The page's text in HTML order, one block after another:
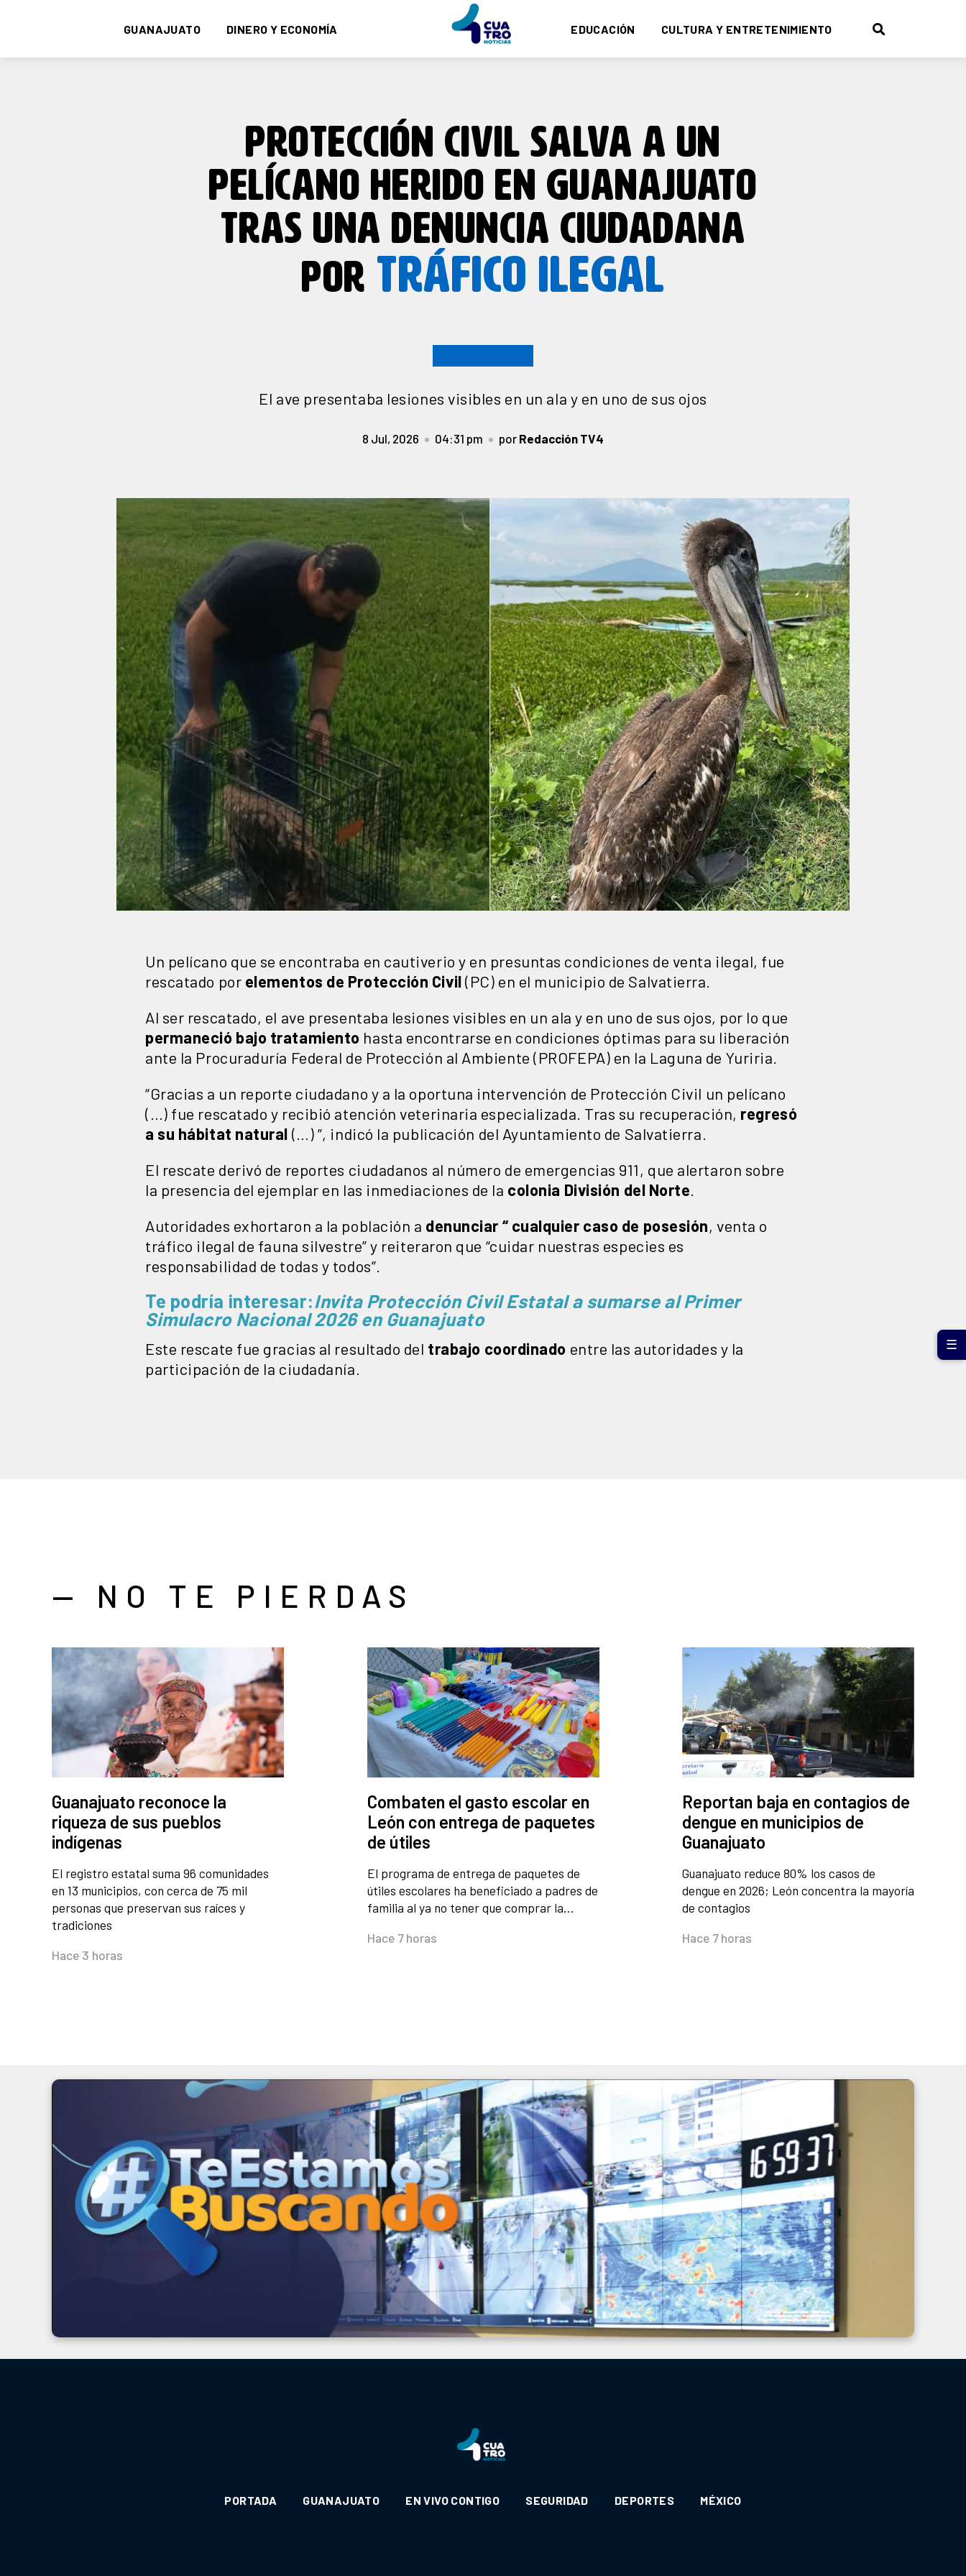
GUANAJUATO DINERO Y ECONOMÍA EDUCACIÓN CULTURA Y ENTRETENIMIENTO
PROTECCIÓN CIVIL SALVA A UN
PELÍCANO HERIDO EN GUANAJUATO
TRAS UNA DENUNCIA CIUDADANA
POR TRÁFICO ILEGAL
El ave presentaba lesiones visibles en un ala y en uno de sus ojos
8 Jul, 2026 04:31 pm por Redacción TV4
Un pelícano que se encontraba en cautiverio y en presuntas condiciones de venta ilegal, fue
rescatado por elementos de Protección Civil(PC) en el municipio de Salvatierra.
Al ser rescatado, el ave presentaba lesiones visibles en un ala y en uno de sus ojos, por lo que
permaneció bajo tratamiento hasta encontrarse en condiciones óptimas para su liberación
ante la Procuraduría Federal de Protección al Ambiente (PROFEPA) en la Laguna de Yuriria.
“Gracias a un reporte ciudadano y a la oportuna intervención de Protección Civil un pelícano
(…) fue rescatado y recibió atención veterinaria especializada. Tras su recuperación, regresó
a su hábitat natural (…) ”, indicó la publicación del Ayuntamiento de Salvatierra.
El rescate derivó de reportes ciudadanos al número de emergencias 911, que alertaron sobre
la presencia del ejemplar en las inmediaciones de la colonia División del Norte
Autoridades exhortaron a la población a denunciar “ cualquier caso de posesión, venta o
tráfico ilegal de fauna silvestre” y reiteraron que “cuidar nuestras especies es
responsabilidad de todas y todos”.
Te podría interesar:Invita Protección Civil Estatal a sumarse al Primer
Simulacro Nacional 2026 en Guanajuato
Este rescate fue gracias al resultado del trabajo coordinado entre las autoridades y la
participación de la ciudadanía.
— NO TE PIERDAS
Guanajuato reconoce la
riqueza de sus pueblos
indígenas
El registro estatal suma 96 comunidades
en 13 municipios, con cerca de 75 mil
personas que preservan sus raíces y
tradiciones
Hace 3 horas
Combaten el gasto escolar en
León con entrega de paquetes
de útiles
El programa de entrega de paquetes de
útiles escolares ha beneficiado a padres de
familia al ya no tener que comprar la…
Hace 7 horas
Reportan baja en contagios de
dengue en municipios de
Guanajuato
Guanajuato reduce 80% los casos de
dengue en 2026; León concentra la mayoría
de contagios
Hace 7 horas
PORTADA GUANAJUATO EN VIVO CONTIGO SEGURIDAD DEPORTES MÉXICO
☰